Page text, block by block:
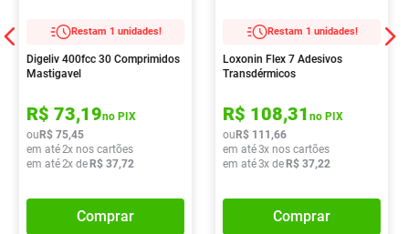
Restam 1 unidades!
Digeliv 400fcc 30 Comprimidos
Mastigavel
R$ 73,19no PIX
ou R$ 75,45
em até2x nos cartões
em até2x de R$ 37,72
Comprar
Restam 1 unidades!
Loxonin Flex 7 Adesivos
Transdérmicos
R$ 108,31 no PIX
ou R$ 111 ,66
em até3x nos cartões
em até3x de R$ 37,22
Comprar